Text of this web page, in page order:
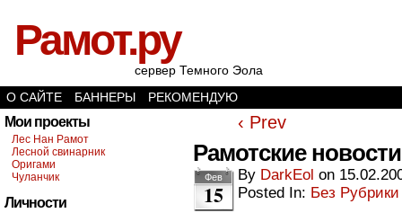
Рамот.ру
сервер Темного Эола
О САЙТЕ
БАННЕРЫ РЕКОМЕНДУЮ
Мои проекты
Лес Нан Рамот
Лесной свинарник
Оригами
Чуланчик
Личности
‹ Prev
Рамотские новости
Фев
15
By DarkEol on
Posted In: Без Рубрики